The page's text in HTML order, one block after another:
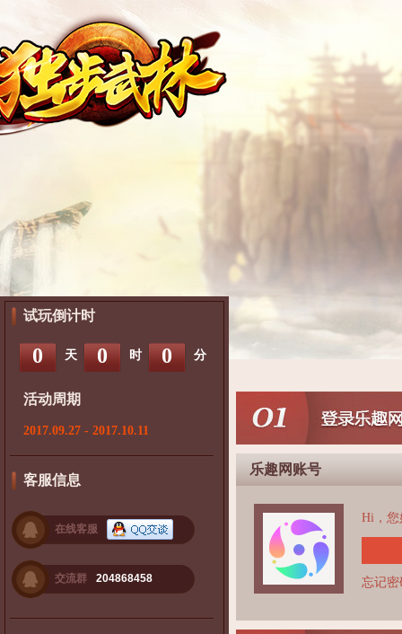
试玩倒计时
0 天 0 时 0 分
活动周期
2017.09.27 - 2017.10.11
客服信息
在线客服
交流群 204868458
乐趣网账号
Hi，您
忘记密